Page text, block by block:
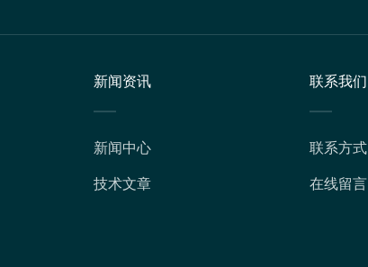
新闻资讯
新闻中心
技术文章
联系我们
联系方式
在线留言